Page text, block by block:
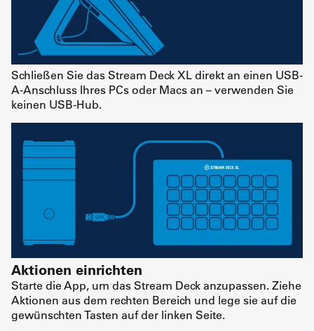
Schließen Sie das Stream Deck XL direkt an einen USB-
A-Anschluss Ihres PCs oder Macs an – verwenden Sie
keinen USB-Hub.
Aktionen einrichten
Starte die App, um das Stream Deck anzupassen. Ziehe
Aktionen aus dem rechten Bereich und lege sie auf die
gewünschten Tasten auf der linken Seite.